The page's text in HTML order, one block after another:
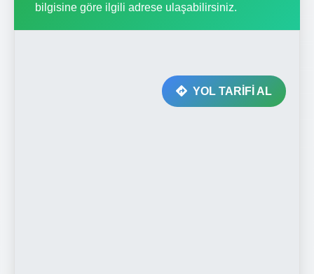
bilgisine göre ilgili adrese ulaşabilirsiniz.
YOL TARİFİ AL